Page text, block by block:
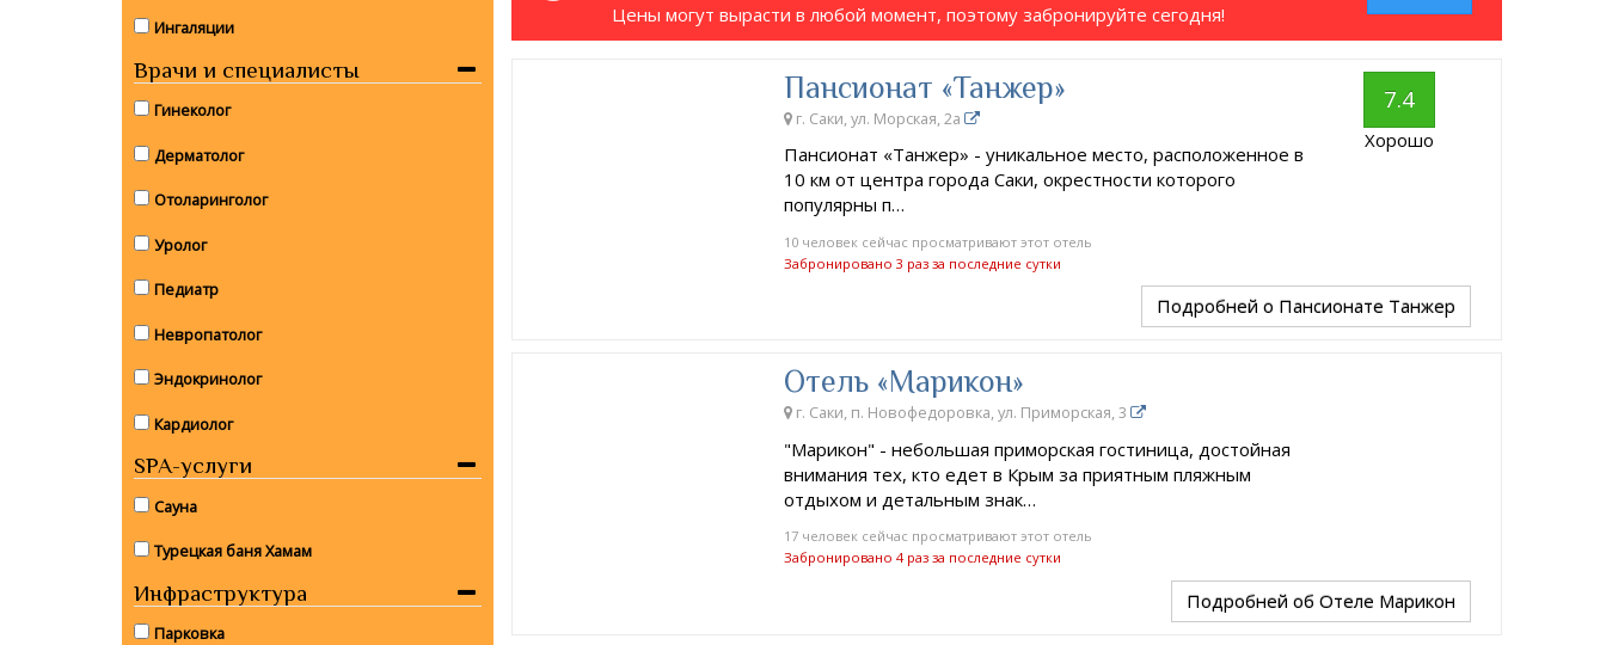
Цены могут вырасти в любой момент, поэтому забронируйте сегодня!
Пансионат «Танжер»
г. Саки, ул. Морская, 2a
Пансионат «Танжер» - уникальное место, расположенное в
10 км от центра города Саки, окрестности которого
популярны п…
10 человек сейчас просматривают этот отель
Забронировано 3 раз за последние сутки
7.4
Хорошо
Подробней о Пансионате Танжер
Отель «Марикон»
г. Саки, п. Новофедоровка, ул. Приморская, 3
"Марикон" - небольшая приморская гостиница, достойная
внимания тех, кто едет в Крым за приятным пляжным
отдыхом и детальным знак…
17 человек сейчас просматривают этот отель
Забронировано 4 раз за последние сутки
Подробней об Отеле Марикон
Ингаляции
Врачи и специалисты
Гинеколог
Дерматолог
Отоларинголог
Уролог
Педиатр
Невропатолог
Эндокринолог
Кардиолог
SPA-услуги
Сауна
Турецкая баня Хамам
Инфраструктура
Парковка